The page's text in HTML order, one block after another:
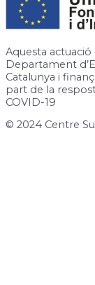
Aquesta
Departament
Catalunya i
part de la
COVID-19
© 2024 Centre